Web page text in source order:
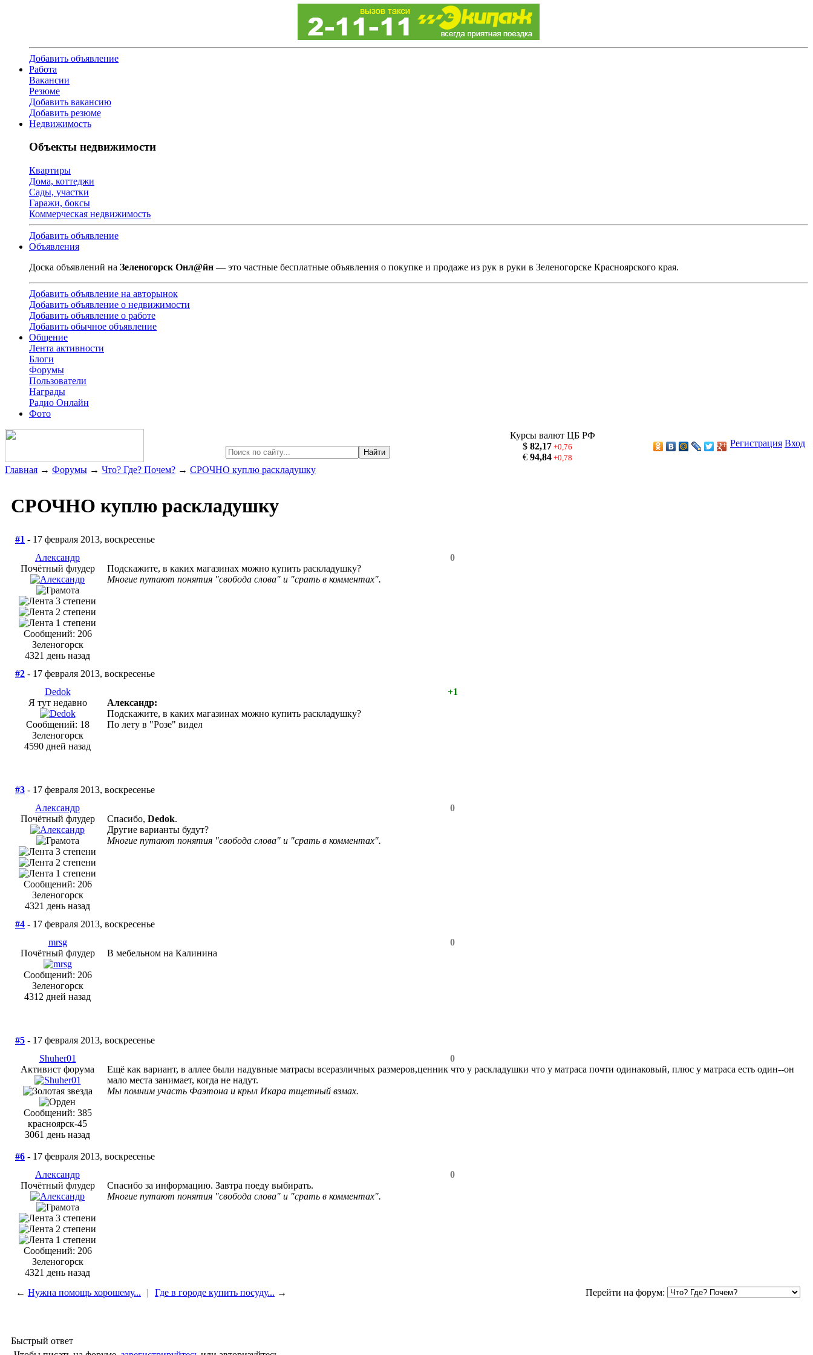
Добавить объявление
Работа
Вакансии
Резюме
Добавить вакансию
Добавить резюме
Недвижимость
Объекты недвижимости
Квартиры
Дома, коттеджи
Сады, участки
Гаражи, боксы
Коммерческая недвижимость
Добавить объявление
Объявления
Доска объявлений на Зеленогорск Онл@йн — это частные бесплатные объявления о покупке и продаже из рук в руки в Зеленогорске Красноярского края.
Добавить объявление на авторынок
Добавить объявление о недвижимости
Добавить объявление о работе
Добавить обычное объявление
Общение
Лента активности
Блоги
Форумы
Пользователи
Награды
Радио Онлайн
Фото
Найти
Курсы валют ЦБ РФ
$ 82,17+0,76
€ 94,84+0,78
Регистрация Вход
Главная → Форумы → Что? Где? Почем? → СРОЧНО куплю раскладушку
СРОЧНО куплю раскладушку
#1 - 17 февраля 2013, воскресенье
Александр
Почётный флудер
Сообщений: 206
Зеленогорск
4321 день назад
0
Подскажите, в каких магазинах можно купить раскладушку?
Многие путают понятия "свобода слова" и "срать в комментах".
#2 - 17 февраля 2013, воскресенье
Dedok
Я тут недавно
Сообщений: 18
Зеленогорск
4590 дней назад
+1
Александр:
Подскажите, в каких магазинах можно купить раскладушку?
По лету в "Розе" видел
#3 - 17 февраля 2013, воскресенье
Александр
Почётный флудер
Сообщений: 206
Зеленогорск
4321 день назад
0
Спасибо, Dedok.
Другие варианты будут?
Многие путают понятия "свобода слова" и "срать в комментах".
#4 - 17 февраля 2013, воскресенье
mrsg
Почётный флудер
Сообщений: 206
Зеленогорск
4312 дней назад
0
В мебельном на Калинина
#5 - 17 февраля 2013, воскресенье
Shuher01
Активист форума
Сообщений: 385
красноярск-45
3061 день назад
0
Ещё как вариант, в аллее были надувные матрасы всеразличных размеров,ценник что у раскладушки что у матраса почти одинаковый, плюс у матраса есть один--он
мало места занимает, когда не надут.
Мы помним участь Фаэтона и крыл Икара тщетный взмах.
#6 - 17 февраля 2013, воскресенье
Александр
Почётный флудер
Сообщений: 206
Зеленогорск
4321 день назад
0
Спасибо за информацию. Завтра поеду выбирать.
Многие путают понятия "свобода слова" и "срать в комментах".
← Нужна помощь хорошему... | Где в городе купить посуду... → Перейти на форум:
Быстрый ответ